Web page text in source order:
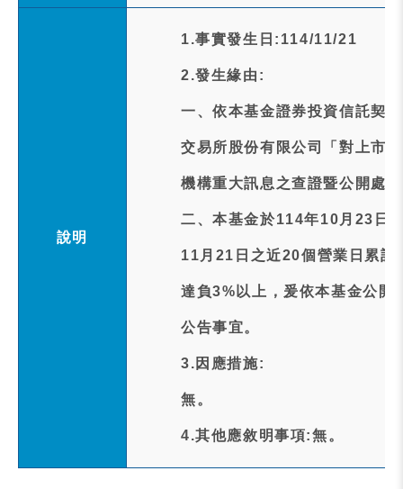
說明
1.事實發生日:114/11/21
2.發生緣由:
一、依本基金證券投資信託契
交易所股份有限公司「對上市
機構重大訊息之查證暨公開處
二、本基金於114年10月23日
11月21日之近20個營業日累
達負3%以上，爰依本基金公開
公告事宜。
3.因應措施:
無。
4.其他應敘明事項:無。